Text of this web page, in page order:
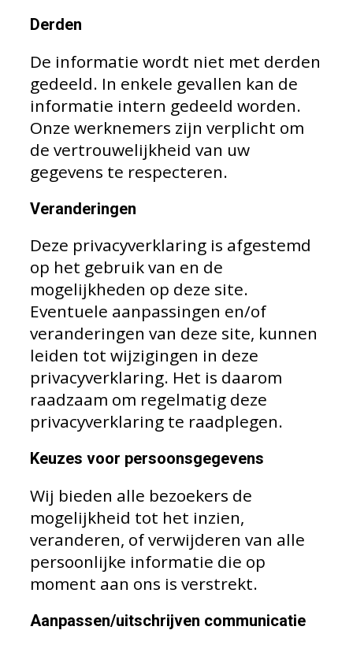
Derden
De informatie wordt niet met derden
gedeeld. In enkele gevallen kan de
informatie intern gedeeld worden.
Onze werknemers zijn verplicht om
de vertrouwelijkheid van uw
gegevens te respecteren.
Veranderingen
Deze privacyverklaring is afgestemd
op het gebruik van en de
mogelijkheden op deze site.
Eventuele aanpassingen en/of
veranderingen van deze site, kunnen
leiden tot wijzigingen in deze
privacyverklaring. Het is daarom
raadzaam om regelmatig deze
privacyverklaring te raadplegen.
Keuzes voor persoonsgegevens
Wij bieden alle bezoekers de
mogelijkheid tot het inzien,
veranderen, of verwijderen van alle
persoonlijke informatie die op
moment aan ons is verstrekt.
Aanpassen/uitschrijven communicatie